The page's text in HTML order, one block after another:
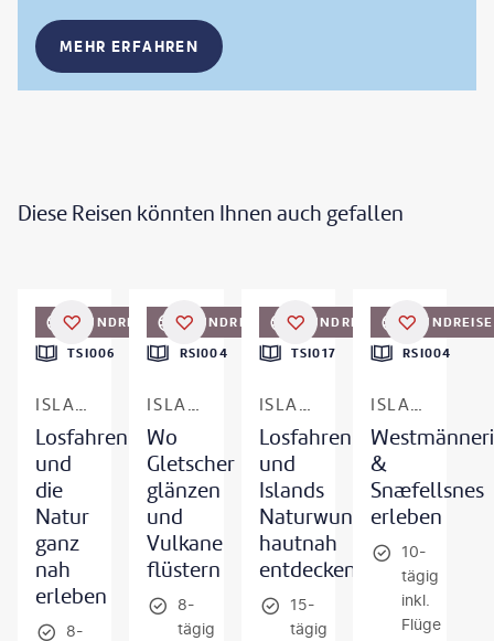
MEHR ERFAHREN
Diese Reisen könnten Ihnen auch gefallen
RUNDREISE
TSI006
ISLAND
Losfahren
und
die
Natur
ganz
nah
erleben
8-
RUNDREISE
RSI004
ISLAND
Wo
Gletscher
glänzen
und
Vulkane
flüstern
8-
tägig
RUNDREISE
TSI017
ISLAND
Losfahren
und
Islands
Naturwunder
hautnah
entdecken
15-
tägig
DEAL RUNDREISE
RSI004
ISLAND
&
Snæfellsnes
erleben
10-
tägig
inkl.
Flüge